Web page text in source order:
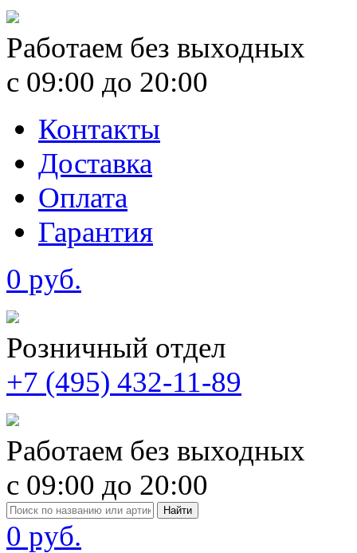
Работаем без выходных
с 09:00 до 20:00
Контакты
Доставка
Оплата
Гарантия
0 руб.
Розничный отдел
+7 (495) 432-11-89
Работаем без выходных
с 09:00 до 20:00
Найти
0 руб.